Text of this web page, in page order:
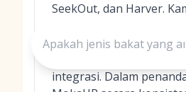
SeekOut, dan Harver.
AI, kelajuan di bawah
kebolehjelasan, kualiti
integrasi. Dalam